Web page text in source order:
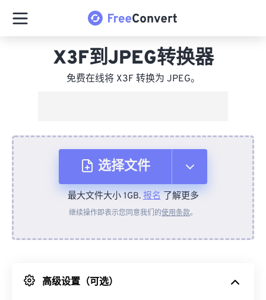
X3F到JPEG转换器
免费在线将 X3F 转换为 JPEG。
选择文件
从设备
来自 Google Drive
最大文件大小 1GB.报名了解更多
继续操作即表示您同意我们的使用条款。
高级设置（可选）